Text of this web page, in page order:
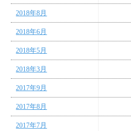
2018年8月
2018年6月
2018年5月
2018年3月
2017年9月
2017年8月
2017年7月